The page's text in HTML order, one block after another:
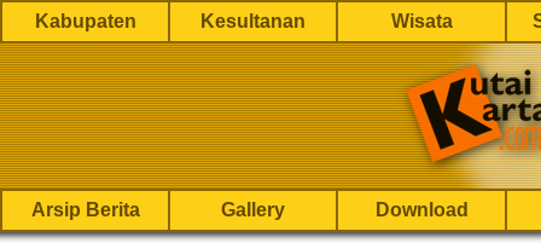
Kabupaten Kesultanan Wisata
Arsip Berita Gallery Download